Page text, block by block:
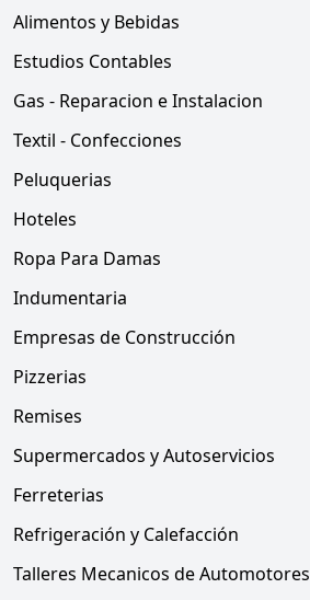
Alimentos y Bebidas
Estudios Contables
Gas - Reparacion e Instalacion
Textil - Confecciones
Peluquerias
Hoteles
Ropa Para Damas
Indumentaria
Empresas de Construcción
Pizzerias
Remises
Supermercados y Autoservicios
Ferreterias
Refrigeración y Calefacción
Talleres Mecanicos de Automotores